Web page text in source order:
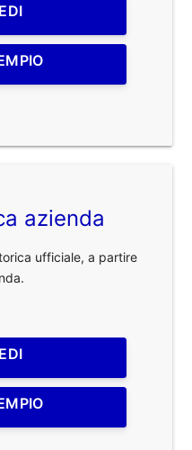
azienda
ufficiale, a partire